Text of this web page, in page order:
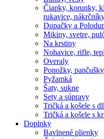
Čiapky, korunky,
rukavice,
Dupačky a
Mikiny, svetre,
Na krstiny
Nohavice, rifle,
Overaly
Ponožky, pančušky
Pyžamká
Šaty, sukne
Sety a súpravy
Tričká a košele s
Tričká a košele s
Doplnky
Bavlnené plienky